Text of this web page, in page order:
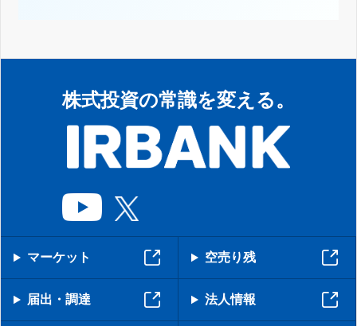
株式投資の常識を変える。
マーケット 空売り残
届出・調達 法人情報